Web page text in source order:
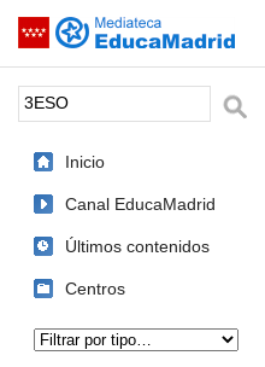
Saltar navegación
Palabra o frase:
Inicio
Canal EducaMadrid
Últimos contenidos
Centros